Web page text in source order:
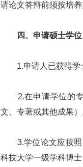
请论文答辩前须按培
四、申请硕士学位
1.申请人已获得学士
2.在申请学位的专
文、专著或其他成果）
3.学位论文应按照
科技大学一级学科博